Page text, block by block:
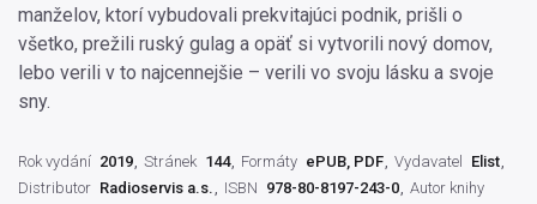
manželov, ktorí vybudovali prekvitajúci podnik, prišli o
všetko, prežili ruský gulag a opäť si vytvorili nový domov,
lebo verili v to najcennejšie – verili vo svoju lásku a svoje
sny.
Rok vydání 2019 Stránek 144 Formáty ePUB, PDF Vydavatel
Elist
Distributor Radioservis a.s. ISBN 978-80-8197-243-0 Autor knihy